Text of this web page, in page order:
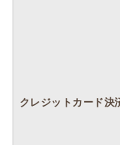
クレジットカード決